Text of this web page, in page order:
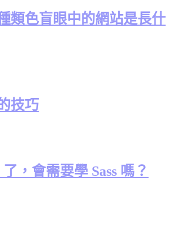
類色盲眼中的網站是長什
技巧
了，會需要學 Sass 嗎？